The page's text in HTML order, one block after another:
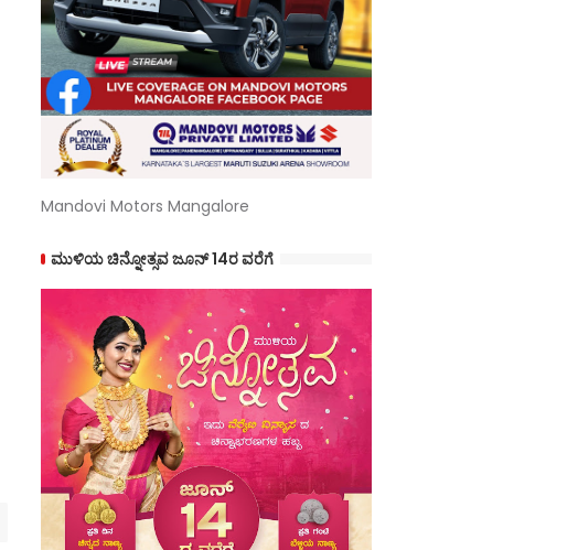
Mandovi Motors Mangalore
ಮುಳಿಯ ಚಿನ್ನೋತ್ಸವ ಜೂನ್ 14ರ ವರೆಗೆ